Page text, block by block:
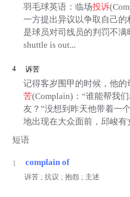
羽毛球英语：临场投诉
一方提出异议以争取自己
是球员对司线员的判罚不满
shuttle is out...
4 诉苦
记得客岁围甲的时候，他的
苦(Complain)：“谁能帮我
友？”没想到昨天他带着一
地出现在大众面前，邱峻有
短语
1 complain of
诉苦 ; 抗议 ; 抱怨 ; 主述